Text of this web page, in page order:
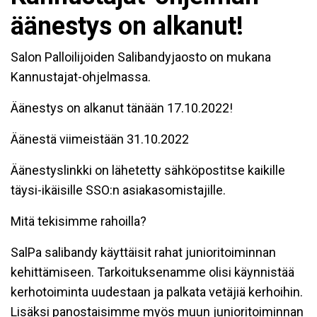
äänestys on alkanut!
Salon Palloilijoiden Salibandyjaosto on mukana
Kannustajat-ohjelmassa.
Äänestys on alkanut tänään 17.10.2022!
Äänestä viimeistään 31.10.2022
Äänestyslinkki on lähetetty sähköpostitse kaikille
täysi-ikäisille SSO:n asiakasomistajille.
Mitä tekisimme rahoilla?
SalPa salibandy käyttäisit rahat junioritoiminnan
kehittämiseen. Tarkoituksenamme olisi käynnistää
kerhotoiminta uudestaan ja palkata vetäjiä kerhoihin.
Lisäksi panostaisimme myös muun junioritoiminnan